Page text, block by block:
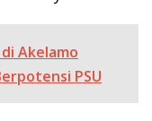
Akelamo
PSU